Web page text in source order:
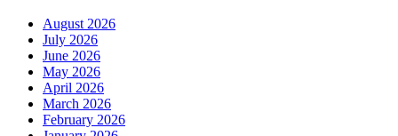
August 2026
July 2026
June 2026
May 2026
April 2026
March 2026
February 2026